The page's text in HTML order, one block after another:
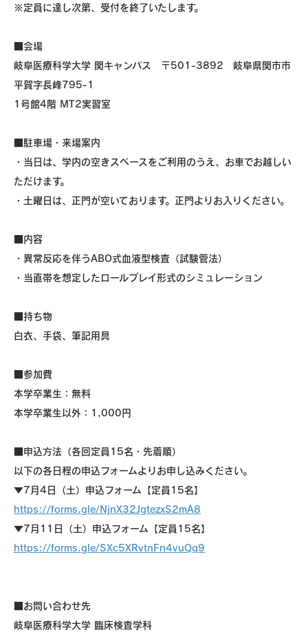
※定員に達し次第、受付を終了いたします。
■会場
岐阜医療科学大学 関キャンパス 〒501-3892 岐⾩県関市市
平賀字⻑峰795-1
1号館4階 MT2実習室
■駐車場・来場案内
・当日は、学内の空きスペースをご利用のうえ、お車でお越しい
ただけます。
・土曜日は、正門が空いております。正門よりお入りください。
■内容
・異常反応を伴うABO式血液型検査（試験管法）
・当直帯を想定したロールプレイ形式のシミュレーション
■持ち物
白衣、手袋、筆記用具
■参加費
本学卒業生：無料
本学卒業生以外：1,000円
■申込方法（各回定員15名・先着順）
以下の各日程の申込フォームよりお申し込みください。
▼7月4日（土）申込フォーム【定員15名】
https://forms.gle/NjnX32JgtezxS2mA8
▼7月11日（土）申込フォーム【定員15名】
https://forms.gle/SXc5XRvtnFn4vuQq9
■お問い合わせ先
岐阜医療科学大学 臨床検査学科